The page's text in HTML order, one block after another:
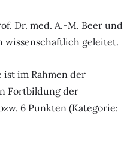
Dr. med. A.-M. Beer und
wissenschaftlich geleitet.
ist im Rahmen der
Fortbildung der
6 Punkten (Kategorie: